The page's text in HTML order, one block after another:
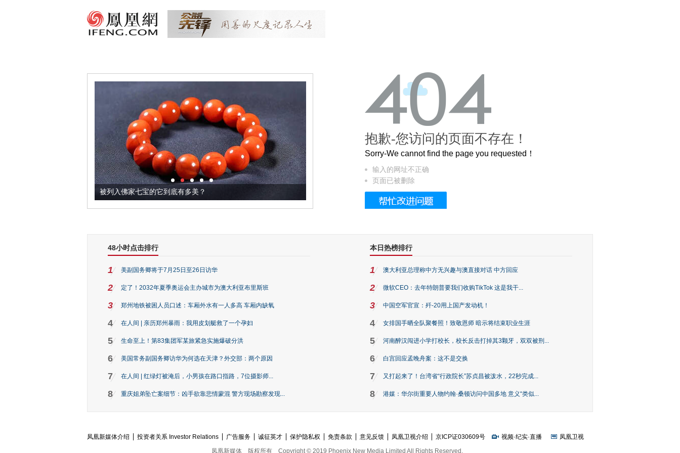
被列入佛家七宝的它到底有多美？ 这个3.2米的长卷，还原了600岁的紫禁城
抱歉-您访问的页面不存在！
Sorry-We cannot find the page you requested！
输入的网址不正确
页面已被删除
48小时点击排行
1 美副国务卿将于7月25日至26日访华
2 定了！2032年夏季奥运会主办城市为澳大利亚布里斯班
3 郑州地铁被困人员口述：车厢外水有一人多高 车厢内缺氧
4 在人间 | 亲历郑州暴雨：我用皮划艇救了一个孕妇
5 生命至上！第83集团军某旅紧急实施爆破分洪
6 美国常务副国务卿访华为何选在天津？外交部：两个原因
7 在人间 | 红绿灯被淹后，小男孩在路口指路，7位摄影师...
8 重庆姐弟坠亡案细节：凶手欲靠悲情蒙混 警方现场勘察发现...
本日热榜排行
1 澳大利亚总理称中方无兴趣与澳直接对话 中方回应
2 微软CEO：去年特朗普要我们收购TikTok 这是我干...
3 中国空军官宣：歼-20用上国产发动机！
4 女排国手晒全队聚餐照！致敬恩师 暗示将结束职业生涯
5 河南醉汉闯进小学打校长，校长反击打掉其3颗牙，双双被刑...
6 白宫回应孟晚舟案：这不是交换
7 又打起来了！台湾省“行政院长”苏贞昌被泼水，22秒完成...
8 港媒：华尔街重要人物约翰·桑顿访问中国多地 意义“类似...
凤凰新媒体介绍 投资者关系 Investor Relations 广告服务 诚征英才 保护隐私权 免责条款 意见反馈 凤凰卫视介绍 京ICP证030609号 视频·纪实·直播
凤凰卫视
凤凰新媒体
版权所有 Copyright © 2019 Phoenix New Media Limited All Rights Reserved.